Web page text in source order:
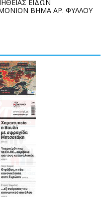
ΕΙΔΩΝ
ΒΗΜΑ ΑΡ. ΦΥΛΛΟΥ